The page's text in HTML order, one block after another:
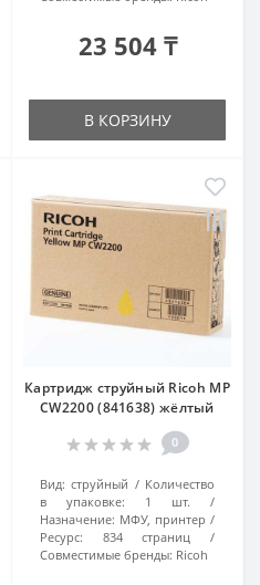
23 504 ₸
В КОРЗИНУ
Картридж струйный Ricoh MP
CW2200 (841638) жёлтый
0
Вид: струйный
Количество
в упаковке:
1 шт.
Назначение: МФУ, принтер
Ресурс:
834 страниц
Совместимые бренды: Ricoh